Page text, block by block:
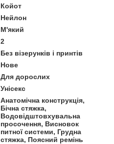
Койот
Нейлон
М'який
2
Без візерунків і принтів
Нове
Для дорослих
Унісекс
Анатомічна конструкція,
Бічна стяжка,
Водовідштовхувальна
просочення, Висновок
питної системи, Грудна
стяжка, Поясний ремінь